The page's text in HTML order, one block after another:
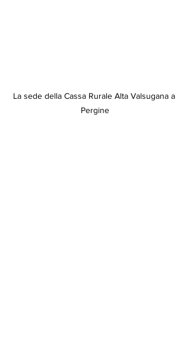
La sede della Cassa Rurale Alta Valsugana a
Pergine